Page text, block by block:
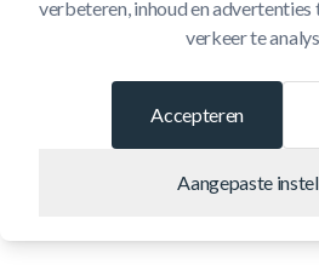
verbeteren, inhoud en advertenties
verkeer te
Aangepaste
Accepteren